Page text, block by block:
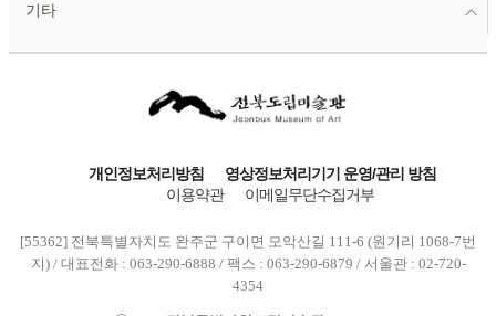
기타
개인정보처리방침
영상정보처리기기 운영/관리 방침
이용약관
이메일무단수집거부
[55362] 전북특별자치도 완주군 구이면 모악산길 111-6 (원기리 1068-7번
지) / 대표전화 : 063-290-6888 / 팩스 : 063-290-6879 / 서울관 : 02-720-
4354